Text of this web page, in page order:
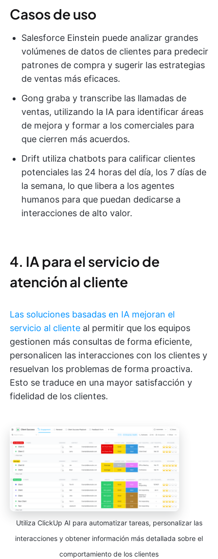
Casos de uso
Salesforce Einstein puede analizar grandes
volúmenes de datos de clientes para predecir
patrones de compra y sugerir las estrategias
de ventas más eficaces.
Gong graba y transcribe las llamadas de
ventas, utilizando la IA para identificar áreas
de mejora y formar a los comerciales para
que cierren más acuerdos.
Drift utiliza chatbots para calificar clientes
potenciales las 24 horas del día, los 7 días de
la semana, lo que libera a los agentes
humanos para que puedan dedicarse a
interacciones de alto valor.
4. IA para el servicio de
atención al cliente
Las soluciones basadas en IA mejoran el
servicio al cliente al permitir que los equipos
gestionen más consultas de forma eficiente,
personalicen las interacciones con los clientes y
resuelvan los problemas de forma proactiva.
Esto se traduce en una mayor satisfacción y
fidelidad de los clientes.
Utiliza ClickUp AI para automatizar tareas, personalizar las
interacciones y obtener información más detallada sobre el
comportamiento de los clientes